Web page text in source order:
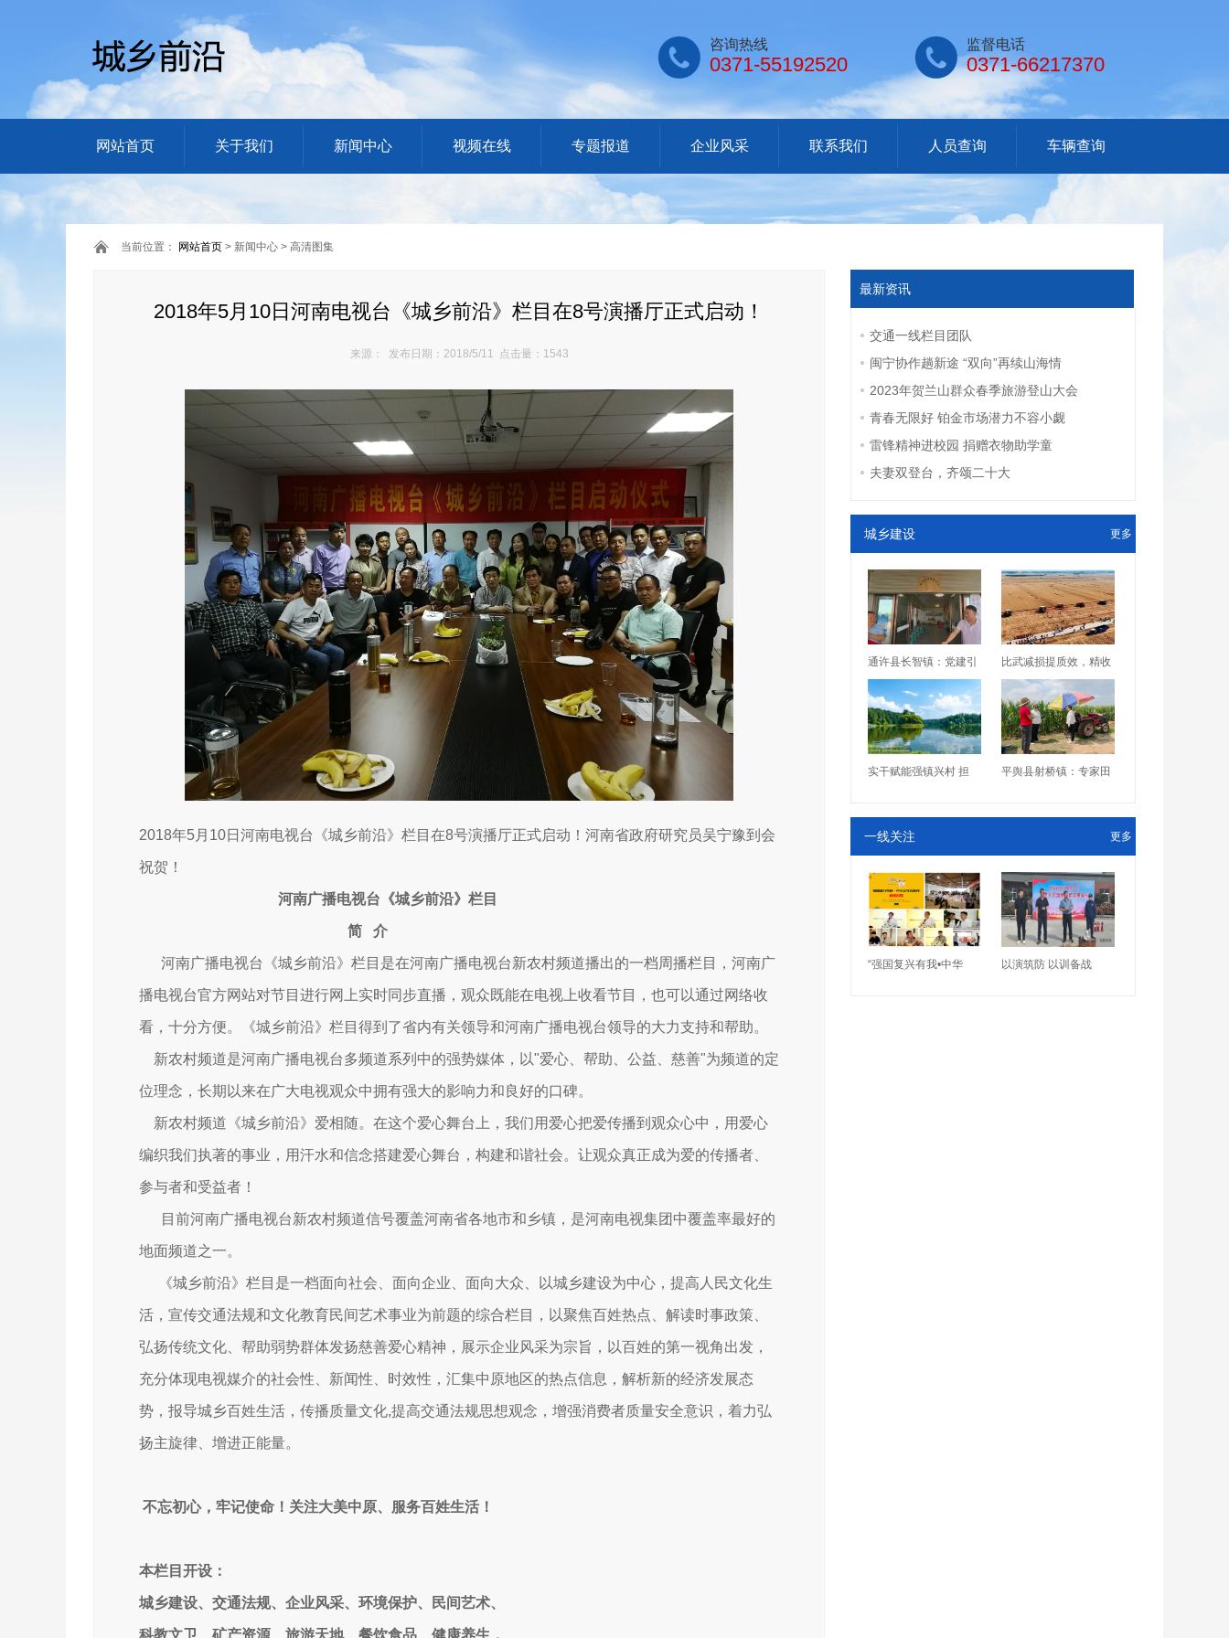
 咨询热线
0371-55192520  监督电话
0371-66217370
网站首页 关于我们 新闻中心 视频在线 专题报道 企业风采 联系我们 人员查询 车辆查询
当前位置： 网站首页 > 新闻中心 > 高清图集
2018年5月10日河南电视台《城乡前沿》栏目在8号演播厅正式启动！
来源： 发布日期：2018/5/11 点击量：1543
2018年5月10日河南电视台《城乡前沿》栏目在8号演播厅正式启动！河南省政府研究员吴宁豫到会
祝贺！
河南广播电视台《城乡前沿》栏目
简 介
河南广播电视台《城乡前沿》栏目是在河南广播电视台新农村频道播出的一档周播栏目，河南广
播电视台官方网站对节目进行网上实时同步直播，观众既能在电视上收看节目，也可以通过网络收
看，十分方便。《城乡前沿》栏目得到了省内有关领导和河南广播电视台领导的大力支持和帮助。
新农村频道是河南广播电视台多频道系列中的强势媒体，以"爱心、帮助、公益、慈善"为频道的定
位理念，长期以来在广大电视观众中拥有强大的影响力和良好的口碑。
新农村频道《城乡前沿》爱相随。在这个爱心舞台上，我们用爱心把爱传播到观众心中，用爱心
编织我们执著的事业，用汗水和信念搭建爱心舞台，构建和谐社会。让观众真正成为爱的传播者、
参与者和受益者！
目前河南广播电视台新农村频道信号覆盖河南省各地市和乡镇，是河南电视集团中覆盖率最好的
地面频道之一。
《城乡前沿》栏目是一档面向社会、面向企业、面向大众、以城乡建设为中心，提高人民文化生
活，宣传交通法规和文化教育民间艺术事业为前题的综合栏目，以聚焦百姓热点、解读时事政策、
弘扬传统文化、帮助弱势群体发扬慈善爱心精神，展示企业风采为宗旨，以百姓的第一视角出发，
充分体现电视媒介的社会性、新闻性、时效性，汇集中原地区的热点信息，解析新的经济发展态
势，报导城乡百姓生活，传播质量文化,提高交通法规思想观念，增强消费者质量安全意识，着力弘
扬主旋律、增进正能量。
不忘初心，牢记使命！关注大美中原、服务百姓生活！
本栏目开设：
城乡建设、交通法规、企业风采、环境保护、民间艺术、
科教文卫、矿产资源、旅游天地、餐饮食品、健康养生，
最新资讯
交通一线栏目团队
闽宁协作趟新途 “双向”再续山海情
2023年贺兰山群众春季旅游登山大会
青春无限好 铂金市场潜力不容小觑
雷锋精神进校园 捐赠衣物助学童
夫妻双登台，齐颂二十大
城乡建设 更多
通许县长智镇：党建引 比武减损提质效，精收
实干赋能强镇兴村 担 平舆县射桥镇：专家田
一线关注 更多
“强国复兴有我•中华 以演筑防 以训备战